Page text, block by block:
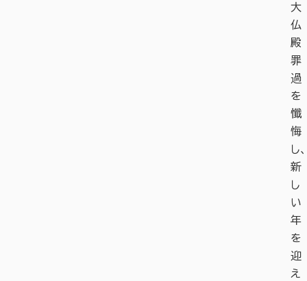
大
仏
殿
罪
過
を
懺
悔
し、
新
し
い
年
を
迎
え